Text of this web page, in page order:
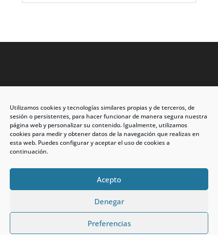
Utilizamos cookies y tecnologías similares propias y de terceros, de
sesión o persistentes, para hacer funcionar de manera segura nuestra
página web y personalizar su contenido. Igualmente, utilizamos
cookies para medir y obtener datos de la navegación que realizas en
esta web. Puedes configurar y aceptar el uso de cookies a
continuación.
Acepto
Denegar
Preferencias
Dirección: C/Eleuterio Quintanilla nº67 – Esq. Río de
Oro
CP: 33209, Gijón – Asturias
Teléfono: 985146502 – 647 72 54 95